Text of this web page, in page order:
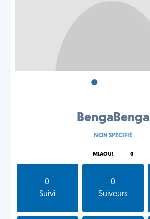
•
BengaBenga
NON SPÉCIFIÉ
MIAOU! 0
0
Suivi
0
Suiveurs